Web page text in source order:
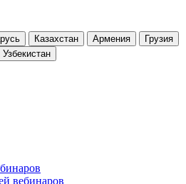
Казахстан Армения
Грузия
Узбекистан
вебинаров